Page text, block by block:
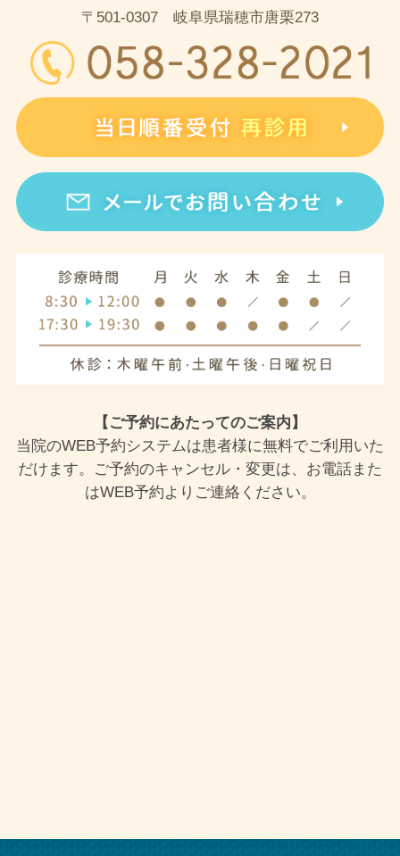
〒501-0307 岐阜県瑞穂市唐栗273
【ご予約にあたってのご案内】
当院のWEB予約システムは患者様に無料でご利用いた
だけます。ご予約のキャンセル・変更は、お電話また
はWEB予約よりご連絡ください。